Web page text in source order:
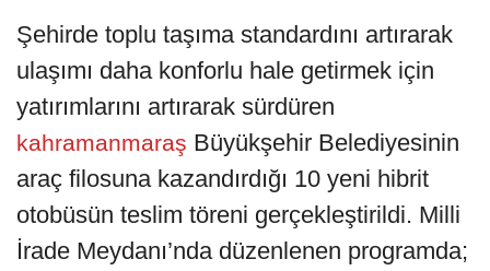
Şehirde toplu taşıma standardını artırarak
ulaşımı daha konforlu hale getirmek için
yatırımlarını artırarak sürdüren
kahramanmaraş Büyükşehir Belediyesinin
araç filosuna kazandırdığı 10 yeni hibrit
otobüsün teslim töreni gerçekleştirildi. Milli
İrade Meydanı’nda düzenlenen programda;